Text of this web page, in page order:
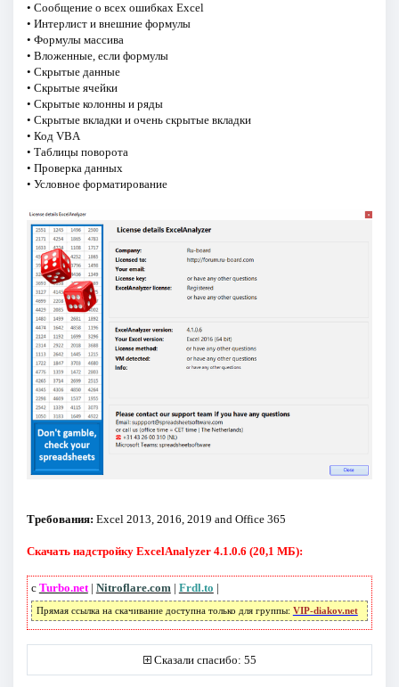
• Сообщение о всех ошибках Excel
• Интерлист и внешние формулы
• Формулы массива
• Вложенные, если формулы
• Скрытые данные
• Скрытые ячейки
• Скрытые колонны и ряды
• Скрытые вкладки и очень скрытые вкладки
• Код VBA
• Таблицы поворота
• Проверка данных
• Условное форматирование
Требования: Excel 2013, 2016, 2019 and Office 365
Скачать надстройку ExcelAnalyzer 4.1.0.6 (20,1 МБ):
с Turbo.net| Nitroflare.com | Frdl.to |
Прямая ссылка на скачивание доступна только для группы: VIP-diakov.net
Сказали спасибо: 55